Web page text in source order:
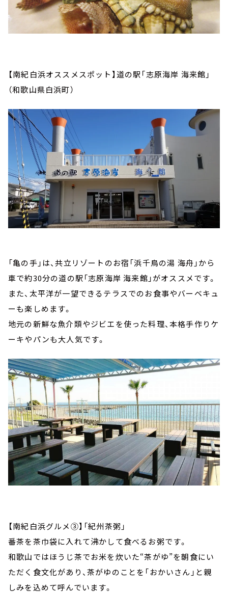
【南紀白浜オススメスポット】道の駅「志原海岸 海来館」
（和歌山県白浜町）
「亀の手」は、共立リゾートのお宿「浜千鳥の湯 海舟」から
車で約30分の道の駅「志原海岸 海来館」がオススメです。
また、太平洋が一望できるテラスでのお食事やバーベキュ
ーも楽しめます。
地元の新鮮な魚介類やジビエを使った料理、本格手作りケ
ーキやパンも大人気です。
【南紀白浜グルメ③】「紀州茶粥」
番茶を茶巾袋に入れて沸かして食べるお粥です。
和歌山ではほうじ茶でお米を炊いた“茶がゆ”を朝食にい
ただく食文化があり、茶がゆのことを「おかいさん」と親
しみを込めて呼んでいます。